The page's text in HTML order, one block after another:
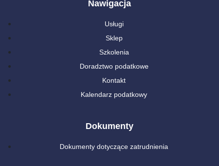
Nawigacja
Usługi
Sklep
Szkolenia
Doradztwo podatkowe
Kontakt
Kalendarz podatkowy
Dokumenty
Dokumenty dotyczące zatrudnienia